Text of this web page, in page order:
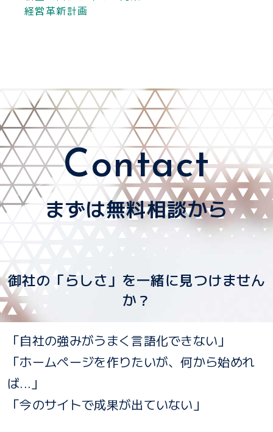
経営革新計画
Contact
まずは無料相談から
御社の「らしさ」を一緒に見つけません
か？
「自社の強みがうまく言語化できない」
「ホームページを作りたいが、何から始めれ
ば...」
「今のサイトで成果が出ていない」